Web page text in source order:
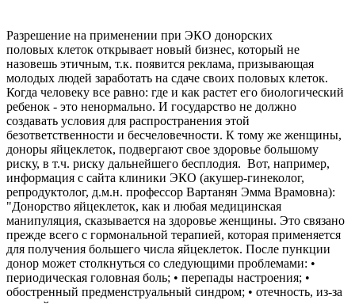
Разрешение на применении при ЭКО донорских
половых клеток открывает новый бизнес, который не
назовешь этичным, т.к. появится реклама, призывающая
молодых людей заработать на сдаче своих половых клеток.
Когда человеку все равно: где и как растет его биологический
ребенок - это ненормально. И государство не должно
создавать условия для распространения этой
безответственности и бесчеловечности. К тому же женщины,
доноры яйцеклеток, подвергают свое здоровье большому
риску, в т.ч. риску дальнейшего бесплодия. Вот, например,
информация с сайта клиники ЭКО (акушер-гинеколог,
репродуктолог, д.м.н. профессор Вартанян Эмма Врамовна):
"Донорство яйцеклеток, как и любая медицинская
манипуляция, сказывается на здоровье женщины. Это связано
прежде всего с гормональной терапией, которая применяется
для получения большего числа яйцеклеток. После пункции
донор может столкнуться со следующими проблемами: •
периодическая головная боль; • перепады настроения; •
обостренный предменструальный синдром; • отечность, из-за